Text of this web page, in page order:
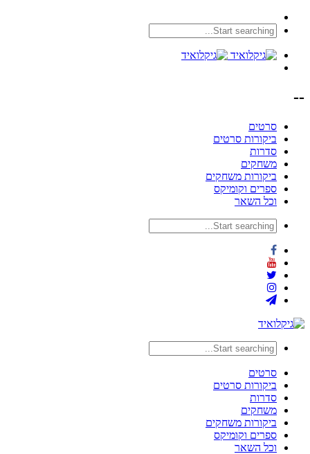
--
סרטים
ביקורות סרטים
סדרות
משחקים
ביקורות משחקים
ספרים וקומיקס
וכל השאר
סרטים
ביקורות סרטים
סדרות
משחקים
ביקורות משחקים
ספרים וקומיקס
וכל השאר